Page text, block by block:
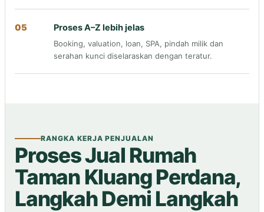
05 Proses A–Z lebih jelas
Booking, valuation, loan, SPA, pindah milik dan
serahan kunci diselaraskan dengan teratur.
RANGKA KERJA PENJUALAN
Proses Jual Rumah
Taman Kluang Perdana,
Langkah Demi Langkah